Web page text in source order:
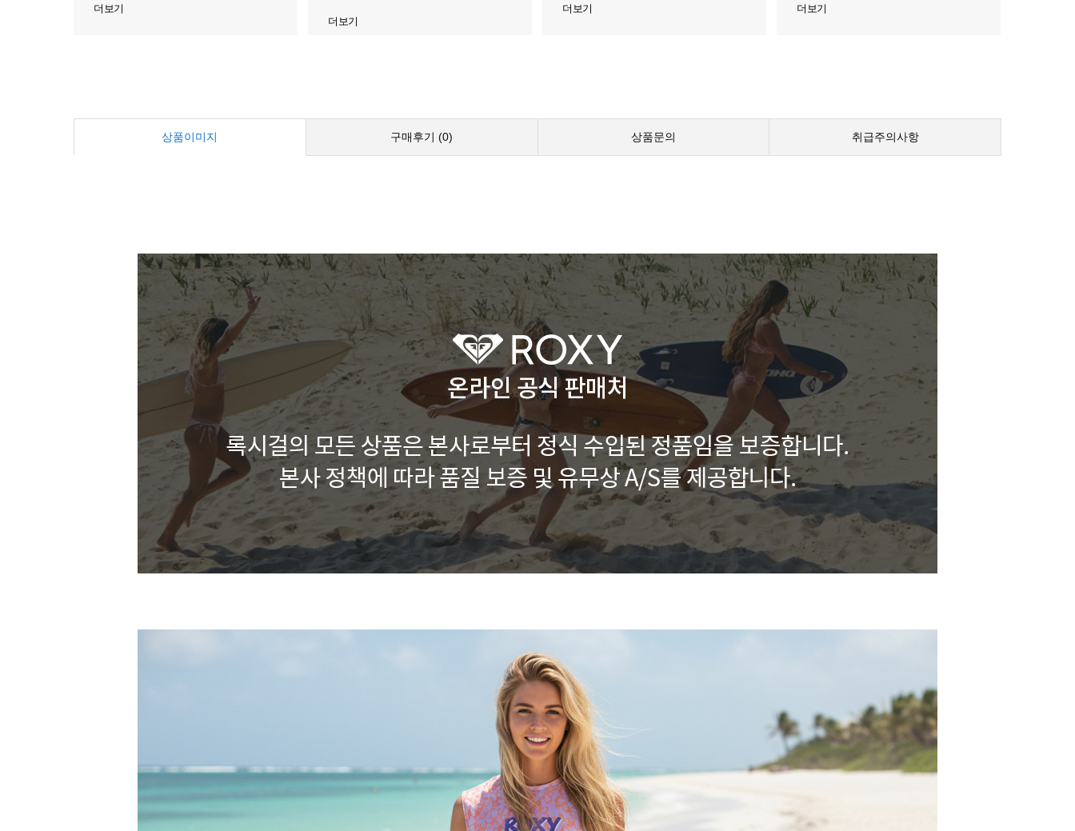
더보기
더보기
더보기 더보기
상품이미지 구매후기 (0) 상품문의 취급주의사항